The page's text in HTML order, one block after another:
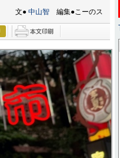
文● 中山智 編集●こーのス